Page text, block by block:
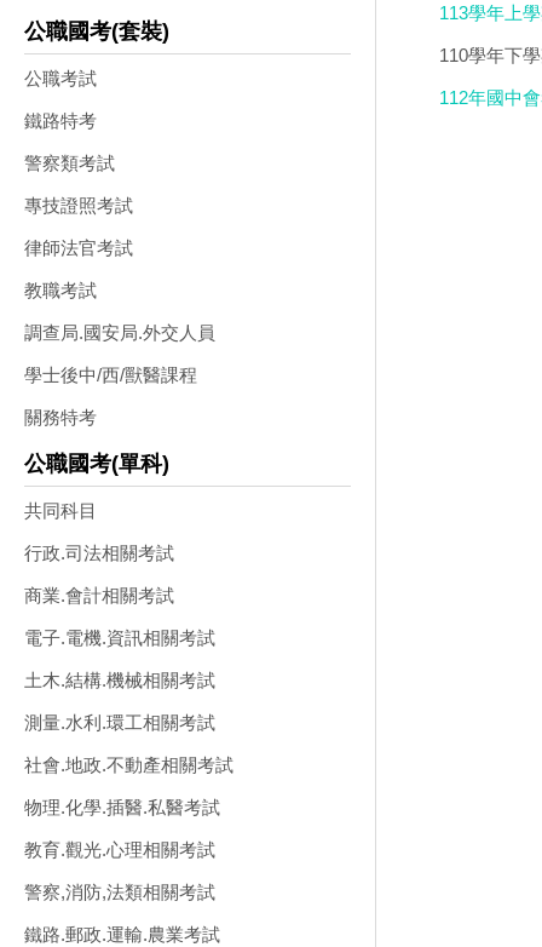
公職國考(套裝)
公職考試
鐵路特考
警察類考試
專技證照考試
律師法官考試
教職考試
調查局.國安局.外交人員
學士後中/西/獸醫課程
關務特考
公職國考(單科)
共同科目
行政.司法相關考試
商業.會計相關考試
電子.電機.資訊相關考試
土木.結構.機械相關考試
測量.水利.環工相關考試
社會.地政.不動產相關考試
物理.化學.插醫.私醫考試
教育.觀光.心理相關考試
警察,消防,法類相關考試
鐵路.郵政.運輸.農業考試
113學年上
(不包含：
110學年下
112年國中